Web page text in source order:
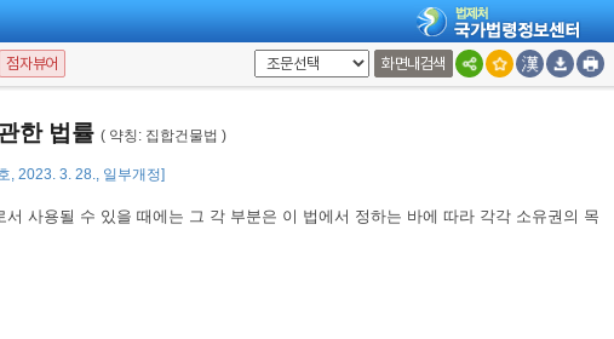
점자뷰어 화면내검색
한 법률 ( 약칭: 집합건물법 )
, 2023. 3. 28., 일부개정]
법무부(법무심의관실), 02-2110-3164
사용될 수 있을 때에는 그 각 부분은 이 법에서 정하는 바에 따라 각각 소유권의 목